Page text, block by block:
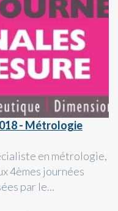
- Métrologie
en métrologie,
4èmes journées
par le...